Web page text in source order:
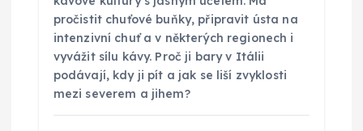
pročistit chuťové buňky, připravit ústa na
intenzivní chuť a v některých regionech i
vyvážit sílu kávy. Proč ji bary v Itálii
podávají, kdy ji pít a jak se liší zvyklosti
mezi severem a jihem?